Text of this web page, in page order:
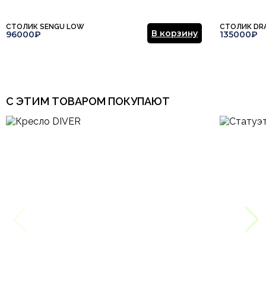
СТОЛИК SENGU LOW
96000₽ В корзину
СТОЛИК
135000₽
С ЭТИМ ТОВАРОМ ПОКУПАЮТ